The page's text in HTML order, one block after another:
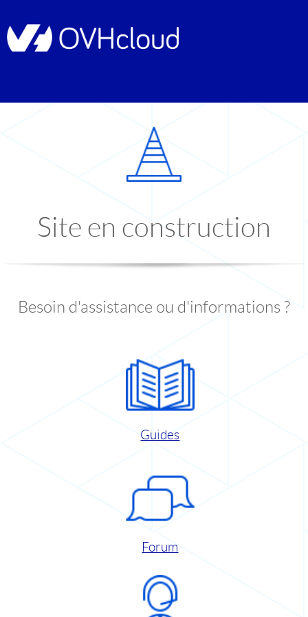
Site en construction
Besoin d'assistance ou d'informations ?
Guides
Forum